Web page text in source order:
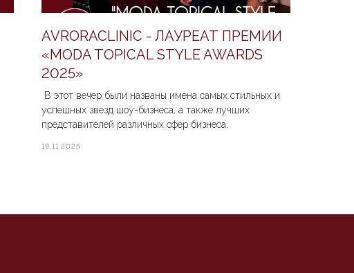
AVRORACLINIC - ЛАУРЕАТ ПРЕМИИ
«MODA TOPICAL STYLE AWARDS
2025»
В этот вечер были названы имена самых стильных и
успешных звезд шоу-бизнеса, а также лучших
представителей различных сфер бизнеса.
19.11.2025